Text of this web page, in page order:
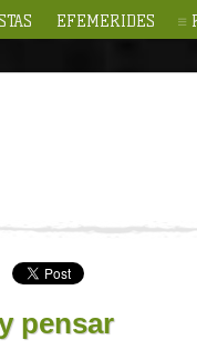
EFEMERIDES
pensar